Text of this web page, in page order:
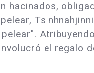
hacinados,
el regalo